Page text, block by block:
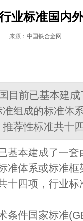
业标准国内
来源：中国铁合金网
目前已基本建
组成的标准体
荐性标准共十
基本建成了一
准体系或标准
十四项，行业标
条件国家标准